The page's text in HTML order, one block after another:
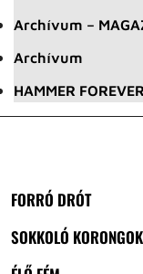
Archívum –
Archívum
HAMMER FOREVER
FORRÓ DRÓT
SOKKOLÓ KORONGOK